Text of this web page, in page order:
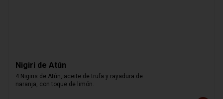
Nigiri de Atún
4 Nigiris de Atún, aceite de trufa y rayadura de
naranja, con toque de limón.